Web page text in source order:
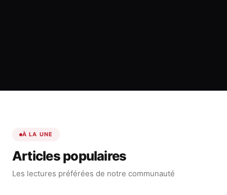
À LA UNE
Articles populaires
Les lectures préférées de notre communauté